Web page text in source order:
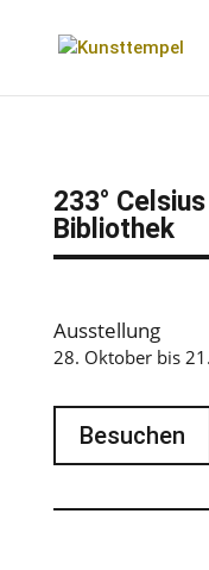
233°
Bibliothek
Ausstellung
28. Oktober bis
Besuchen